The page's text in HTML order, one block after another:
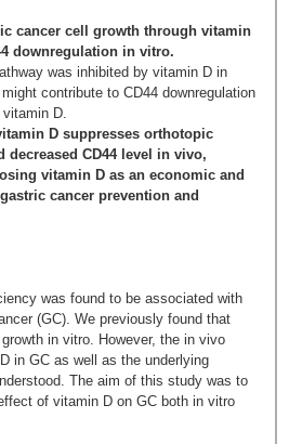
cancer cell growth through vitamin
downregulation in vitro.
was inhibited by vitamin D in
contribute to CD44 downregulation
D.
D suppresses orthotopic
decreased CD44 level in vivo,
vitamin D as an economic and
cancer prevention and
was found to be associated with
(GC). We previously found that
in vitro. However, the in vivo
in GC as well as the underlying
The aim of this study was to
of vitamin D on GC both in vitro